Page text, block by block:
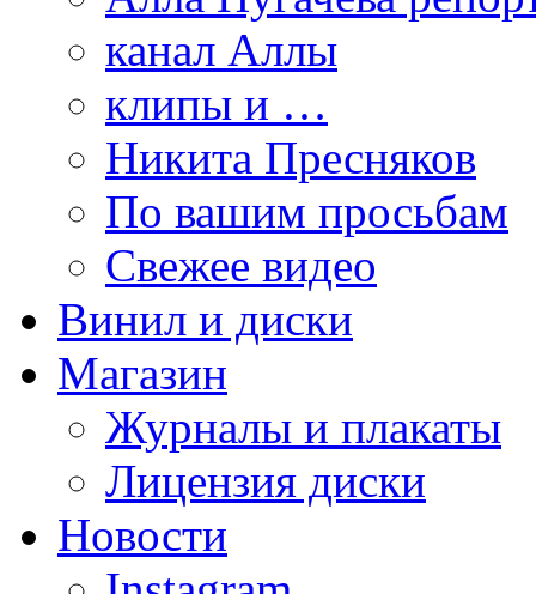
канал Аллы
клипы и …
Никита Пресняков
По вашим просьбам
Свежее видео
Винил и диски
Магазин
Журналы и плакаты
Лицензия диски
Новости